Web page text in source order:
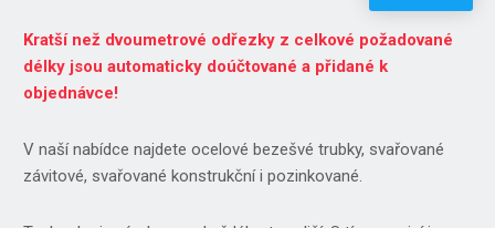
Kratší než dvoumetrové odřezky z celkové požadované
délky jsou automaticky doúčtované a přidané k
objednávce!
V naší nabídce najdete ocelové bezešvé trubky, svařované
závitové, svařované konstrukční i pozinkované.